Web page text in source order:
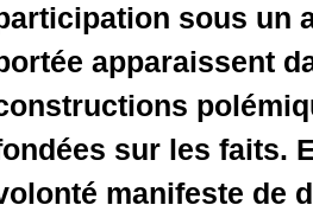
portée
fondées
volonté